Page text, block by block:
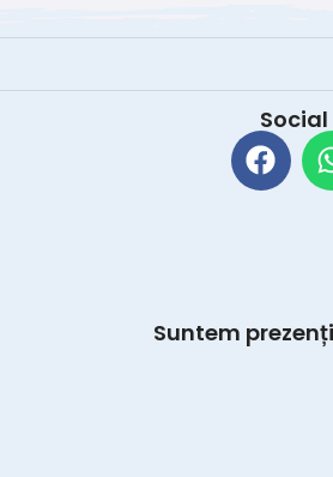
Suntem prezenți